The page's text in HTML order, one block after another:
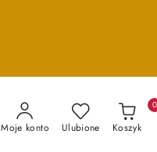
Moje konto Ulubione Koszyk
0